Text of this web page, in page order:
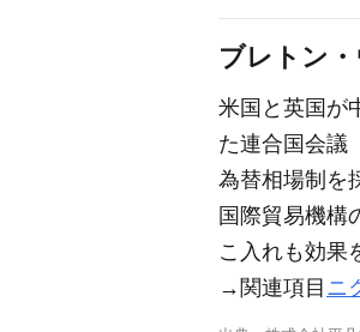
ブレトン
米国と英国が
た連合国会議
為替相場制を
国際貿易機構
こ入れも効果
→関連項目 ニ